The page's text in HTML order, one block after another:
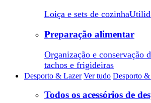
Loiça e sets de cozinha
Preparação alimentar
Organização e conservação
tachos e frigideiras
Desporto & Lazer Ver tudo Desporto
Todos os acessórios de